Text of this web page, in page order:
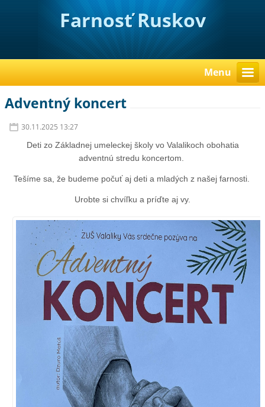
Farnosť Ruskov
Menu
Adventný koncert
30.11.2025 13:27
Deti zo Základnej umeleckej školy vo Valalikoch obohatia
adventnú stredu koncertom.
Tešíme sa, že budeme počuť aj deti a mladých z našej farnosti.
Urobte si chvíľku a príďte aj vy.